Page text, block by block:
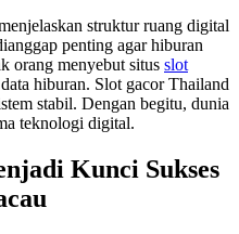
struktur ruang digital
penting agar hiburan
orang menyebut situs slot
hiburan. Slot gacor Thailand
stabil. Dengan begitu, dunia
teknologi digital.
Kunci Sukses